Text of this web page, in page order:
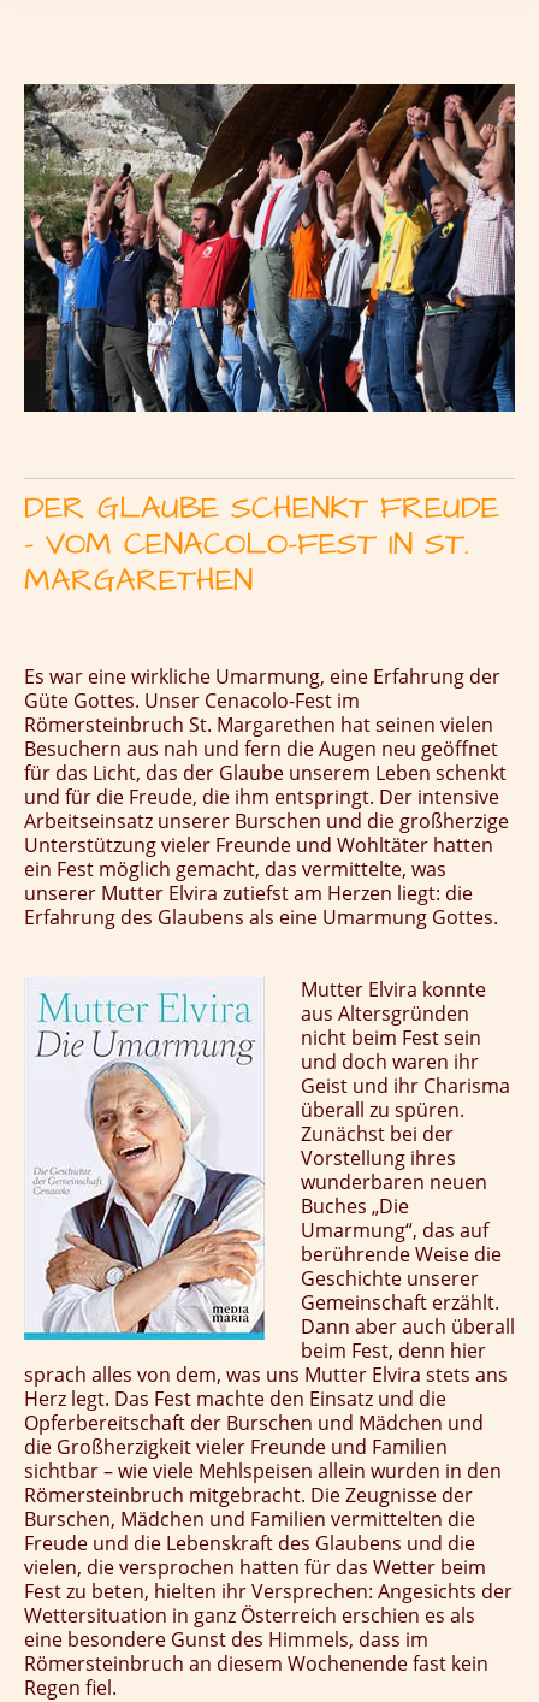
DER GLAUBE SCHENKT FREUDE
– VOM CENACOLO-FEST IN ST.
MARGARETHEN
Es war eine wirkliche Umarmung, eine Erfahrung der
Güte Gottes. Unser Cenacolo-Fest im
Römersteinbruch St. Margarethen hat seinen vielen
Besuchern aus nah und fern die Augen neu geöffnet
für das Licht, das der Glaube unserem Leben schenkt
und für die Freude, die ihm entspringt. Der intensive
Arbeitseinsatz unserer Burschen und die großherzige
Unterstützung vieler Freunde und Wohltäter hatten
ein Fest möglich gemacht, das vermittelte, was
unserer Mutter Elvira zutiefst am Herzen liegt: die
Erfahrung des Glaubens als eine Umarmung Gottes.
Mutter Elvira konnte
aus Altersgründen
nicht beim Fest sein
und doch waren ihr
Geist und ihr Charisma
überall zu spüren.
Zunächst bei der
Vorstellung ihres
wunderbaren neuen
Buches „Die
Umarmung“, das auf
berührende Weise die
Geschichte unserer
Gemeinschaft erzählt.
Dann aber auch überall
beim Fest, denn hier
sprach alles von dem, was uns Mutter Elvira stets ans
Herz legt. Das Fest machte den Einsatz und die
Opferbereitschaft der Burschen und Mädchen und
die Großherzigkeit vieler Freunde und Familien
sichtbar – wie viele Mehlspeisen allein wurden in den
Römersteinbruch mitgebracht. Die Zeugnisse der
Burschen, Mädchen und Familien vermittelten die
Freude und die Lebenskraft des Glaubens und die
vielen, die versprochen hatten für das Wetter beim
Fest zu beten, hielten ihr Versprechen: Angesichts der
Wettersituation in ganz Österreich erschien es als
eine besondere Gunst des Himmels, dass im
Römersteinbruch an diesem Wochenende fast kein
Regen fiel.